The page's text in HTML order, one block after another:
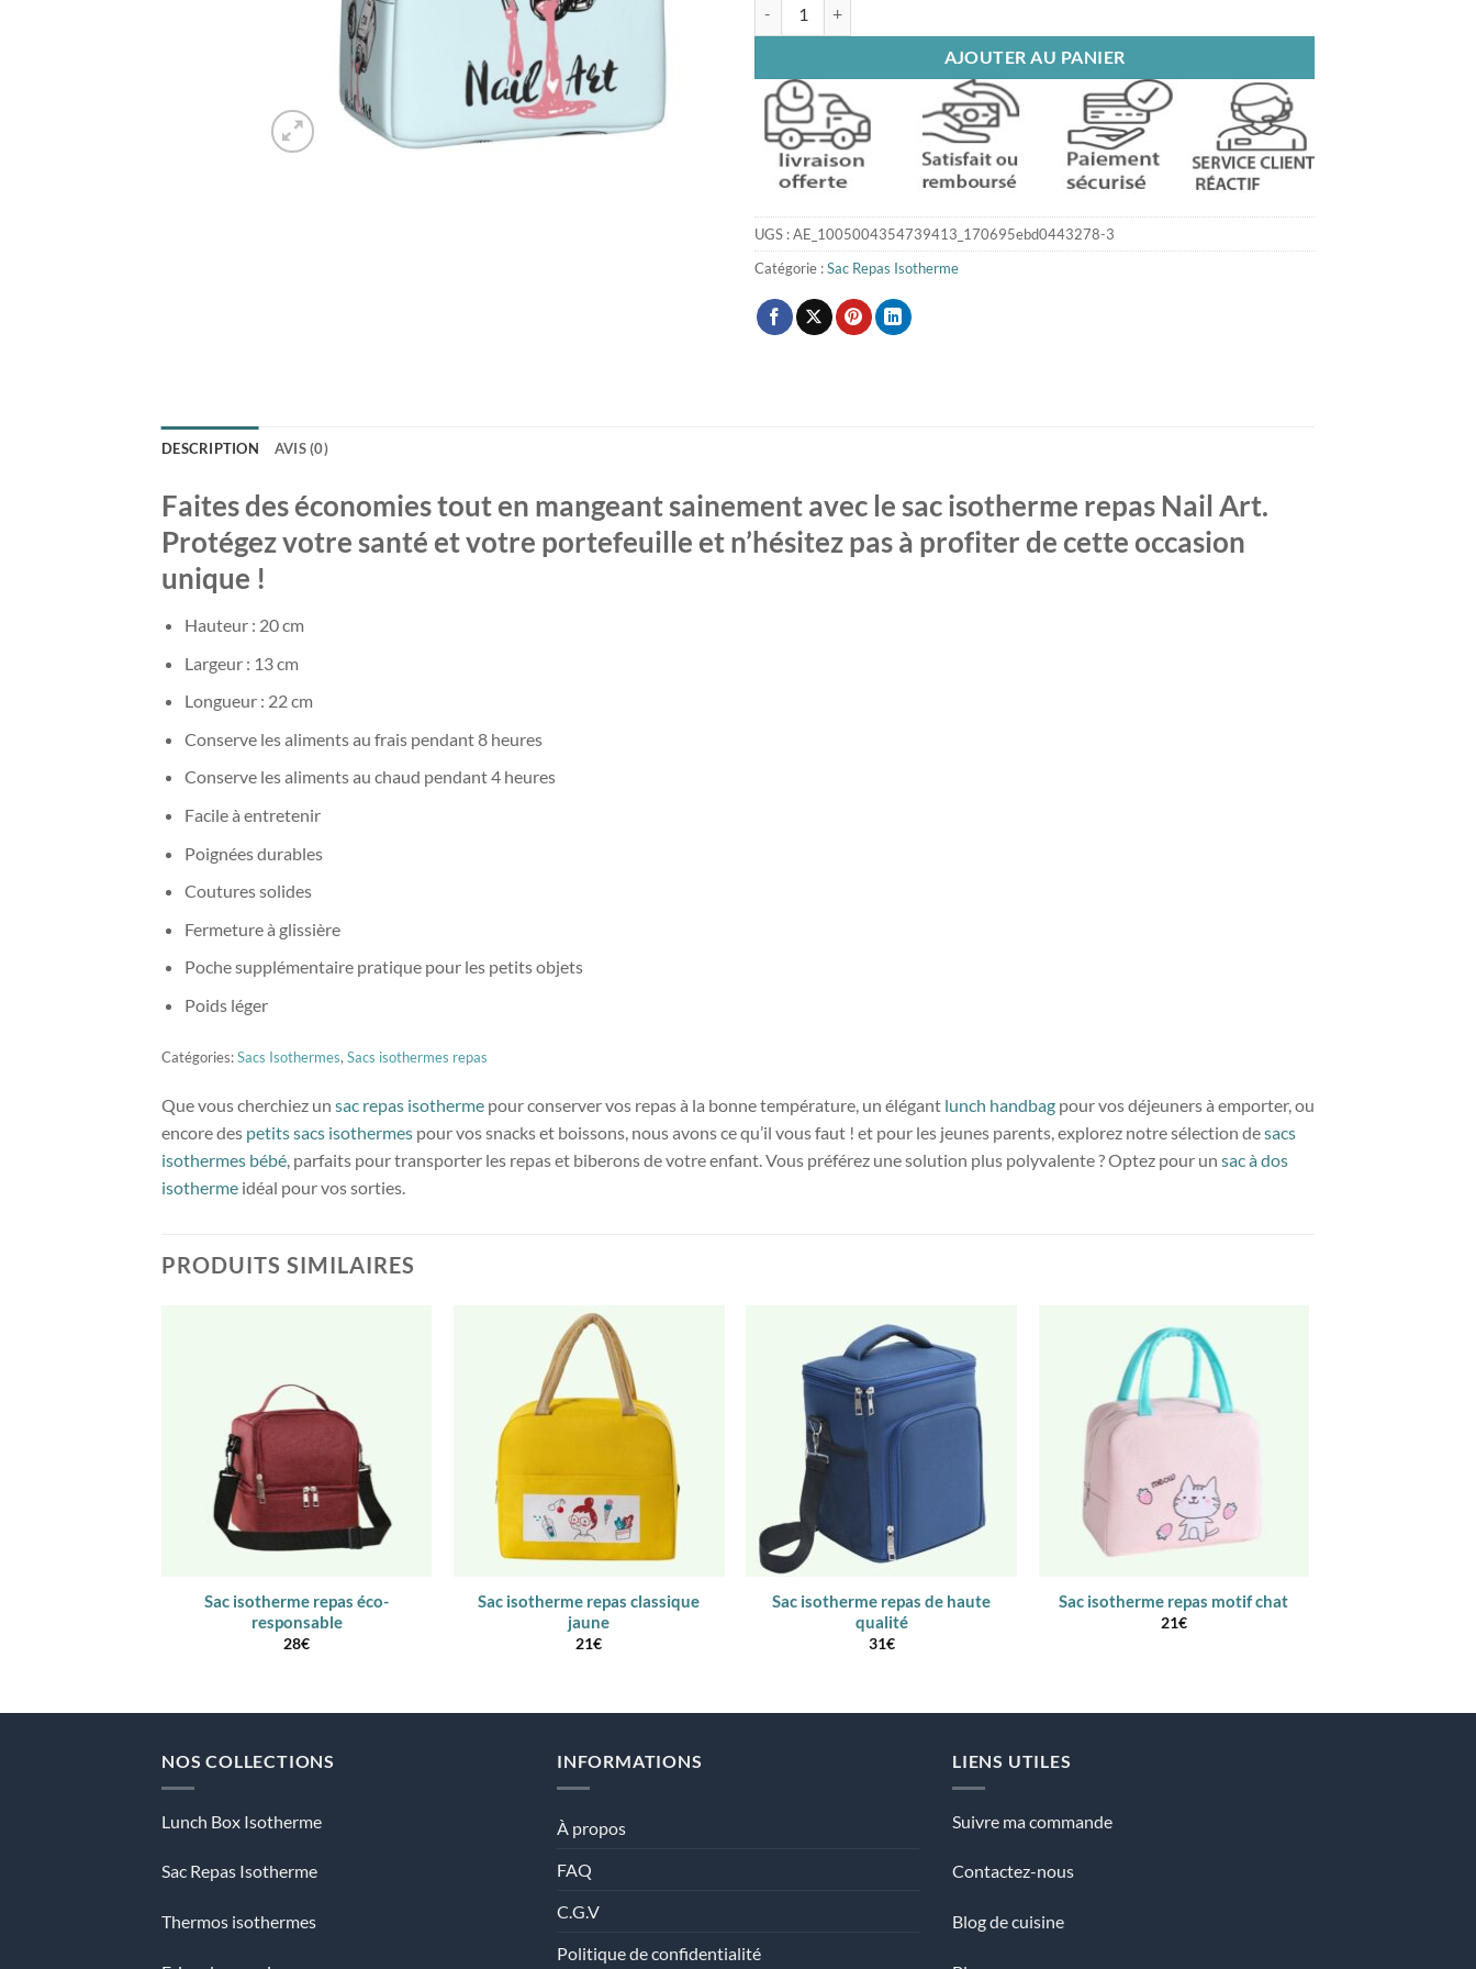
AJOUTER AU PANIER
UGS :AE_1005004354739413_170695ebd0443278-3
Catégorie :Sac Repas Isotherme
DESCRIPTION AVIS (0)
Faites des économies tout en mangeant sainement avec le sac isotherme repas Nail Art.
Protégez votre santé et votre portefeuille et n’hésitez pas à profiter de cette occasion
unique !
Hauteur : 20 cm
Largeur : 13 cm
Longueur : 22 cm
Conserve les aliments au frais pendant 8 heures
Conserve les aliments au chaud pendant 4 heures
Facile à entretenir
Poignées durables
Coutures solides
Fermeture à glissière
Poche supplémentaire pratique pour les petits objets
Poids léger
Catégories:Sacs Isothermes, Sacs isothermes repas
Que vous cherchiez un sac repas isotherme pour conserver vos repas à la bonne température, un élégant lunch handbag pour vos déjeuners à emporter, ou
encore des petits sacs isothermes pour vos snacks et boissons, nous avons ce qu’il vous faut ! et pour les jeunes parents, explorez notre sélection desacs
isothermes bébé, parfaits pour transporter les repas et biberons de votre enfant. Vous préférez une solution plus polyvalente ? Optez pour un sac à dos
isotherme idéal pour vos sorties.
PRODUITS SIMILAIRES
Sac isotherme repas éco-
responsable
28€
Sac isotherme repas classique
jaune
21€
Sac isotherme repas de haute
qualité
31€
Sac isotherme repas motif chat
21€
NOS COLLECTIONS
Lunch Box Isotherme
Sac Repas Isotherme
Thermos isothermes
INFORMATIONS
À propos
FAQ
C.G.V
Politique de confidentialité
LIENS UTILES
Suivre ma commande
Contactez-nous
Blog de cuisine